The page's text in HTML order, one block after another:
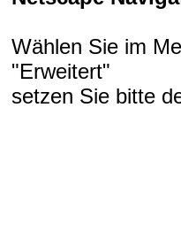
Wählen Sie im
"Erweitert"
setzen Sie bitte